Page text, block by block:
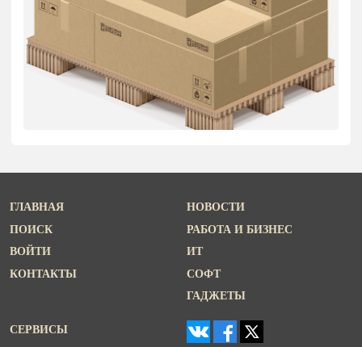
ГЛАВНАЯ
ПОИСК
ВОЙТИ
КОНТАКТЫ
НОВОСТИ
РАБОТА И БИЗНЕС
ИТ
СОФТ
ГАДЖЕТЫ
СЕРВИСЫ